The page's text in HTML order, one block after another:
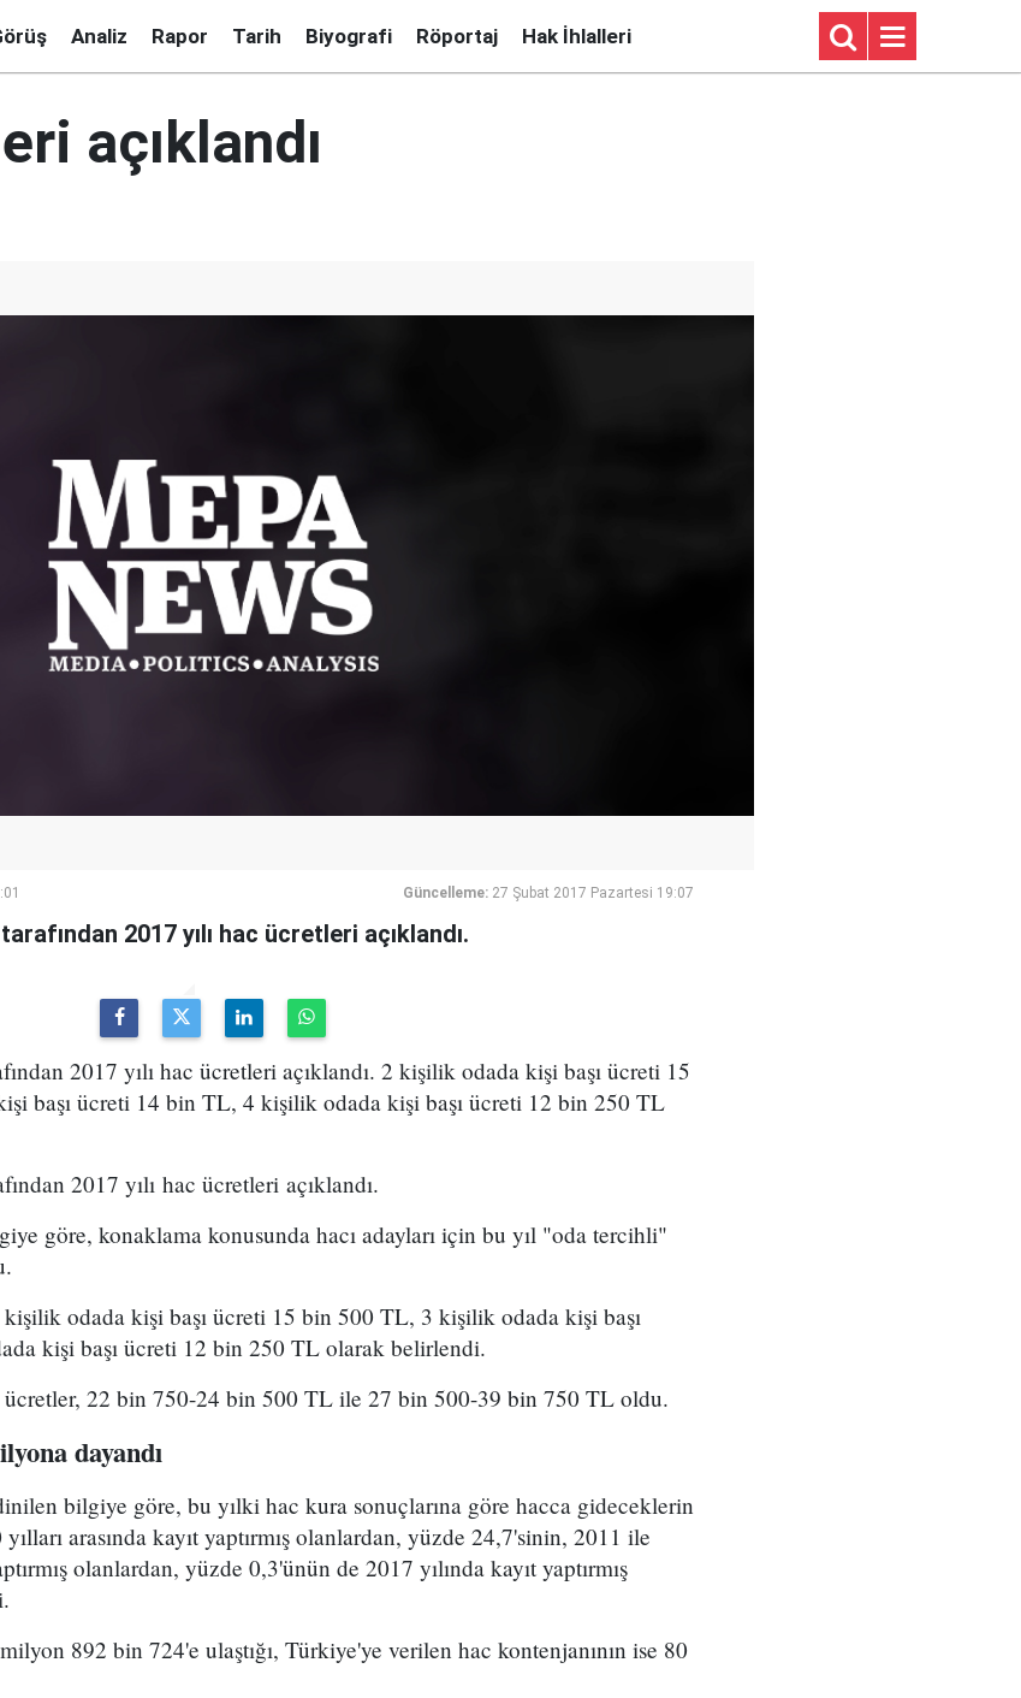
Analiz Rapor Tarih Biyografi Röportaj Hak İhlalleri
açıklandı
Güncelleme: 27 Şubat 2017 Pazartesi 19:07
2017 yılı hac ücretleri açıklandı.
2017 yılı hac ücretleri açıklandı. 2 kişilik odada kişi başı ücreti 15
başı ücreti 14 bin TL, 4 kişilik odada kişi başı ücreti 12 bin 250 TL
2017 yılı hac ücretleri açıklandı.
göre, konaklama konusunda hacı adayları için bu yıl "oda tercihli"
odada kişi başı ücreti 15 bin 500 TL, 3 kişilik odada kişi başı
kişi başı ücreti 12 bin 250 TL olarak belirlendi.
22 bin 750-24 bin 500 TL ile 27 bin 500-39 bin 750 TL oldu.
dayandı
bilgiye göre, bu yılki hac kura sonuçlarına göre hacca gideceklerin
arasında kayıt yaptırmış olanlardan, yüzde 24,7'sinin, 2011 ile
olanlardan, yüzde 0,3'ünün de 2017 yılında kayıt yaptırmış
892 bin 724'e ulaştığı, Türkiye'ye verilen hac kontenjanının ise 80